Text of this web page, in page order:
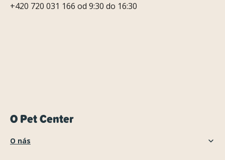
+420 720 031 166 od 9:30 do 16:30
O Pet Center
O nás